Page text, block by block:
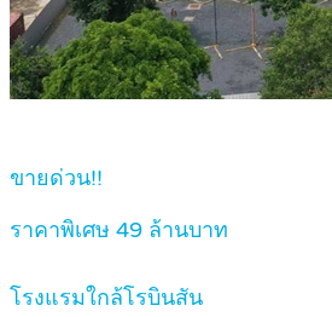
ขายด่วน!!
ราคาพิเศษ 49 ล้านบาท
โรงแรมใกล้โรบินสัน